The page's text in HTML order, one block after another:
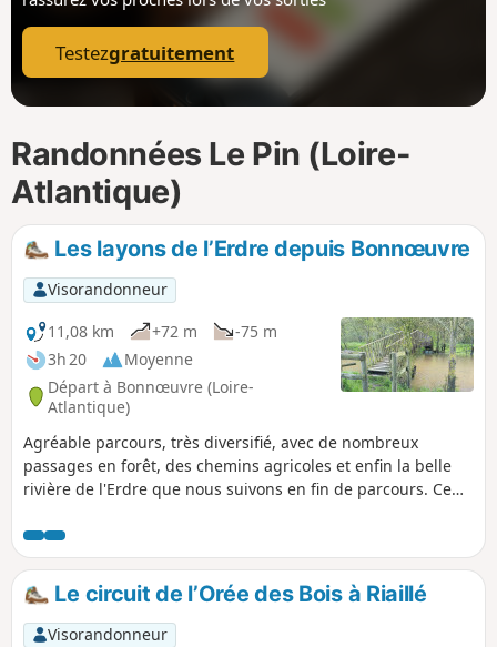
p
Testezgratuitement
Randonnées Le Pin (Loire-
Atlantique)
Les layons de l’Erdre depuis Bonnœuvre
Visorandonneur
11,08 km
+72 m
-75 m
3h 20
Moyenne
Départ à Bonnœuvre (Loire-
Atlantique)
Agréable parcours, très diversifié, avec de nombreux
passages en forêt, des chemins agricoles et enfin la belle
rivière de l'Erdre que nous suivons en fin de parcours. Ce
mais de manière très aléatoire ; l'un sur celui des Layons et
l'autre sur celui de l'Erdre. Plusieurs portions se font sur
passages privés autorisés. Respectez ces lieux.
Le circuit de l’Orée des Bois à Riaillé
Visorandonneur